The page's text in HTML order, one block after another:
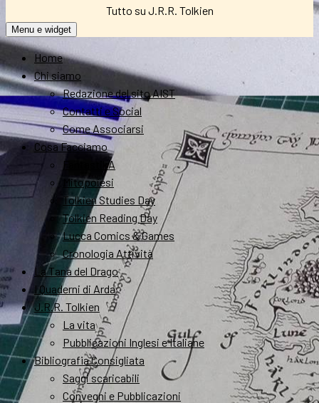
Tutto su J.R.R. Tolkien
Menu e widget
Home
Chi siamo
Redazione del sito AIST
Contatti e Social
Come Associarsi
Cosa Facciamo
FantastikA
Mitopoiesi
Tolkien Studies Day
Tolkien Reading Day
Lucca Comics & Games
Cronologia Attività
La Tana del Drago
I Quaderni di Arda
J.R.R. Tolkien
La vita
Pubblicazioni Inglesi e Italiane
Bibliografia Consigliata
Saggi scaricabili
Convegni e Pubblicazioni